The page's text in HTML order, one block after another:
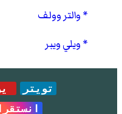
والتر وولف
ويلي ويبر
تويتر